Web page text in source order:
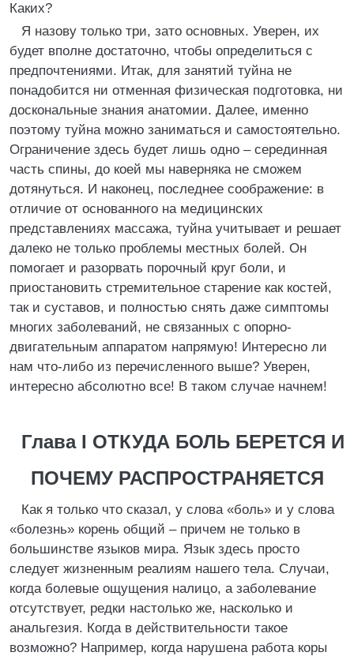
Каких?
Я назову только три, зато основных. Уверен, их
будет вполне достаточно, чтобы определиться с
предпочтениями. Итак, для занятий туйна не
понадобится ни отменная физическая подготовка, ни
доскональные знания анатомии. Далее, именно
поэтому туйна можно заниматься и самостоятельно.
Ограничение здесь будет лишь одно – серединная
часть спины, до коей мы наверняка не сможем
дотянуться. И наконец, последнее соображение: в
отличие от основанного на медицинских
представлениях массажа, туйна учитывает и решает
далеко не только проблемы местных болей. Он
помогает и разорвать порочный круг боли, и
приостановить стремительное старение как костей,
так и суставов, и полностью снять даже симптомы
многих заболеваний, не связанных с опорно-
двигательным аппаратом напрямую! Интересно ли
нам что-либо из перечисленного выше? Уверен,
интересно абсолютно все! В таком случае начнем!
Глава I ОТКУДА БОЛЬ БЕРЕТСЯ И
ПОЧЕМУ РАСПРОСТРАНЯЕТСЯ
Как я только что сказал, у слова «боль» и у слова
«болезнь» корень общий – причем не только в
большинстве языков мира. Язык здесь просто
следует жизненным реалиям нашего тела. Случаи,
когда болевые ощущения налицо, а заболевание
отсутствует, редки настолько же, насколько и
анальгезия. Когда в действительности такое
возможно? Например, когда нарушена работа коры